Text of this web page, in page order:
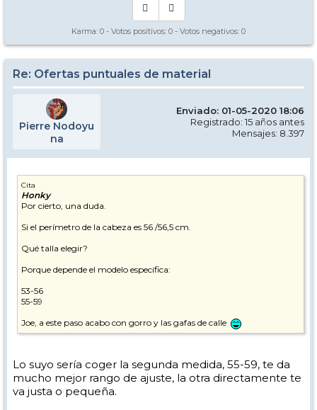
Karma: 0 - Votos positivos: 0 - Votos negativos: 0
Re: Ofertas puntuales de material
Pierre Nodoyu
na
Enviado: 01-05-2020 18:06
Registrado: 15 años antes
Mensajes: 8.397
Cita
Honky
Por cierto, una duda.
Si el perímetro de la cabeza es 56 /56,5 cm.
Qué talla elegir?
Porque depende el modelo especifica:
53-56
55-59
Joe, a este paso acabo con gorro y las gafas de calle
Lo suyo sería coger la segunda medida, 55-59, te da
mucho mejor rango de ajuste, la otra directamente te
va justa o pequeña.